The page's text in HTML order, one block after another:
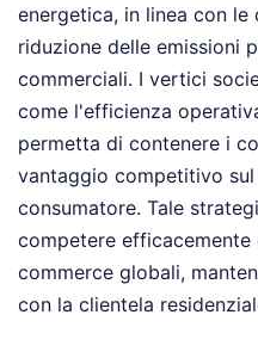
energetica, in linea con
riduzione delle emissioni
commerciali. I vertici
come l'efficienza
permetta di contenere i
vantaggio competitivo
consumatore. Tale
competere
commerce globali,
con la clientela